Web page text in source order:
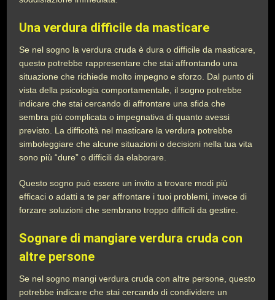
Una verdura difficile da masticare
Se nel sogno la verdura cruda è dura o difficile da masticare,
questo potrebbe rappresentare che stai affrontando una
situazione che richiede molto impegno e sforzo. Dal punto di
vista della psicologia comportamentale, il sogno potrebbe
indicare che stai cercando di affrontare una sfida che
sembra più complicata o impegnativa di quanto avessi
previsto. La difficoltà nel masticare la verdura potrebbe
simboleggiare che alcune situazioni o decisioni nella tua vita
sono più “dure” o difficili da elaborare.
Questo sogno può essere un invito a trovare modi più
efficaci o adatti a te per affrontare i tuoi problemi, invece di
forzare soluzioni che sembrano troppo difficili da gestire.
Sognare di mangiare verdura cruda con
altre persone
Se nel sogno mangi verdura cruda con altre persone, questo
potrebbe indicare che stai cercando di condividere un